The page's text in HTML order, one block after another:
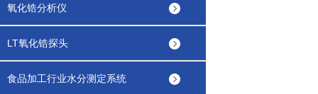
氧化锆分析仪
LT氧化锆探头
食品加工行业水分测定系统